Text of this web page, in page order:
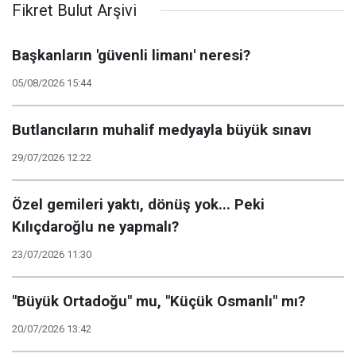
tasarımcıyım”
Fikret Bulut Arşivi
Başkanların 'güvenli limanı' neresi?
05/08/2026 15:44
Butlancıların muhalif medyayla büyük sınavı
29/07/2026 12:22
Özel gemileri yaktı, dönüş yok... Peki
Kılıçdaroğlu ne yapmalı?
23/07/2026 11:30
"Büyük Ortadoğu" mu, "Küçük Osmanlı" mı?
20/07/2026 13:42